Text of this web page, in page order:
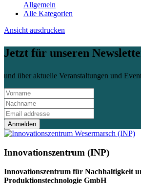
Allgemein
Alle Kategorien
Ansicht ausdrucken
Jetzt für unseren
und über aktuelle Veranstaltungen und
Anmelden
Innovationszentrum (INP)
Innovationszentrum für Nachhaltigkeit
Produktionstechnologie GmbH